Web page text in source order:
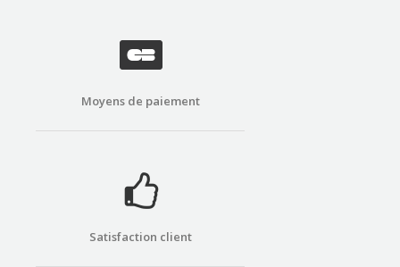
Moyens de paiement
Satisfaction client